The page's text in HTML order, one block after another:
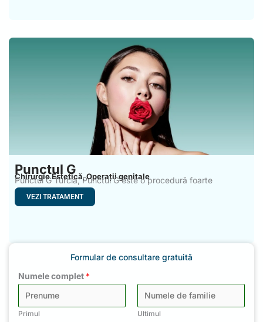
Punctul G
Chirurgie Estetică,Operații genitale
Punctul G Turcia, Punctul G este o procedură foarte
apreciată
VEZI TRATAMENT
Formular de consultare gratuită
Numele complet *
Primul Ultimul